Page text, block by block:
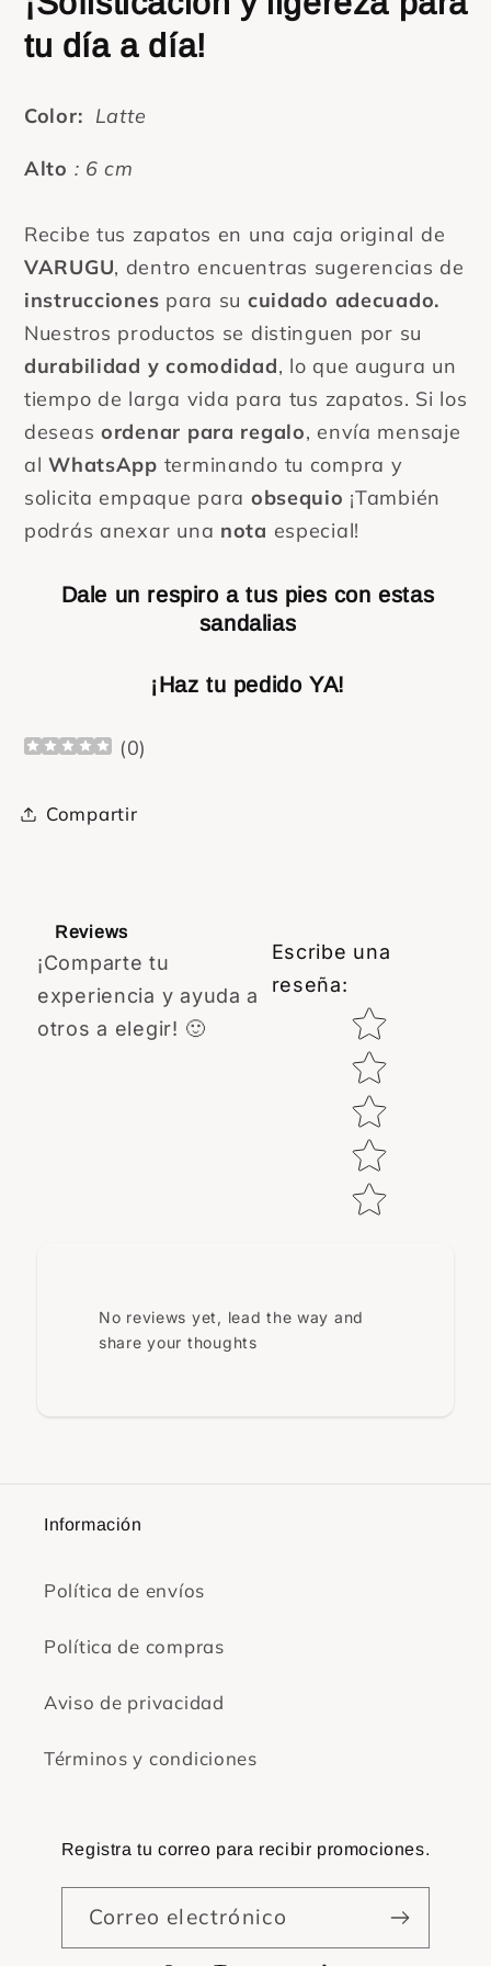
tu día a día!
Color: Latte
Alto : 6 cm
Recibe tus zapatos en una caja original de
VARUGU, dentro encuentras sugerencias de
instrucciones para su cuidado adecuado.
Nuestros productos se distinguen por su
durabilidad y comodidad, lo que augura un
tiempo de larga vida para tus zapatos. Si los
deseasordenar para regalo, envía mensaje
alWhatsApp terminando tu compra y
solicita empaque para obsequio ¡También
podrás anexar una nota especial!
Dale un respiro a tus pies con estas
sandalias
¡Haz tu pedido YA!
(0)
Compartir
Reviews
¡Comparte tu
experiencia y ayuda a
otros a elegir! 🙂
Escribe una
reseña:
Star rating
No reviews yet, lead the way and
share your thoughts
Información
Política de envíos
Política de compras
Aviso de privacidad
Términos y condiciones
Registra tu correo para recibir promociones.
Correo electrónico